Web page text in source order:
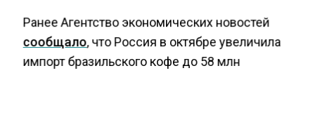
Ранее Агентство экономических новостей
сообщало, что Россия в октябре увеличила
импорт бразильского кофе до 58 млн